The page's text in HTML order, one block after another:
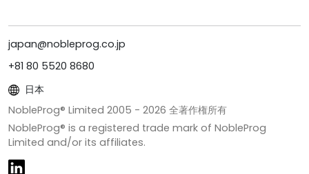
japan@nobleprog.co.jp
+81 80 5520 8680
日本
NobleProg® Limited 2005 - 2026 全著作権所有
NobleProg® is a registered trade mark of NobleProg
Limited and/or its affiliates.